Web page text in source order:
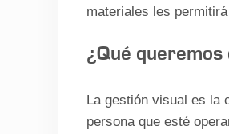
materiales les
¿Qué
La gestión visual es la
persona que esté